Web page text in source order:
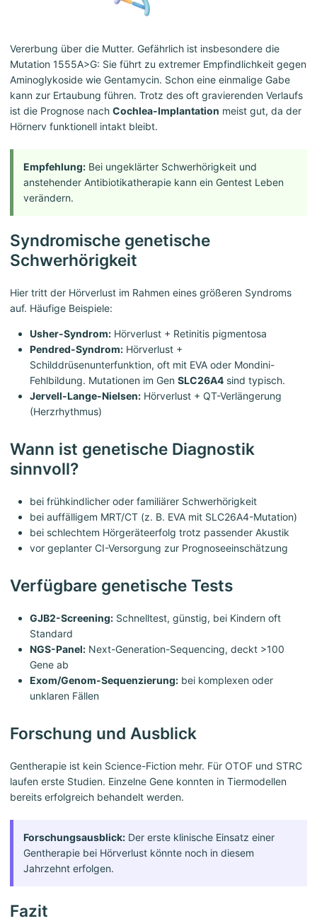
Vererbung über die Mutter. Gefährlich ist insbesondere die
Mutation 1555A>G: Sie führt zu extremer Empfindlichkeit gegen
Aminoglykoside wie Gentamycin. Schon eine einmalige Gabe
kann zur Ertaubung führen. Trotz des oft gravierenden Verlaufs
ist die Prognose nach Cochlea-Implantation meist gut, da der
Hörnerv funktionell intakt bleibt.
Empfehlung: Bei ungeklärter Schwerhörigkeit und
anstehender Antibiotikatherapie kann ein Gentest Leben
verändern.
Syndromische genetische
Schwerhörigkeit
Hier tritt der Hörverlust im Rahmen eines größeren Syndroms
auf. Häufige Beispiele:
Usher-Syndrom: Hörverlust + Retinitis pigmentosa
Pendred-Syndrom: Hörverlust +
Schilddrüsenunterfunktion, oft mit EVA oder Mondini-
Fehlbildung. Mutationen im Gen SLC26A4 sind typisch.
Jervell-Lange-Nielsen: Hörverlust + QT-Verlängerung
(Herzrhythmus)
Wann ist genetische Diagnostik
sinnvoll?
bei frühkindlicher oder familiärer Schwerhörigkeit
bei auffälligem MRT/CT (z. B. EVA mit SLC26A4-Mutation)
bei schlechtem Hörgeräteerfolg trotz passender Akustik
vor geplanter CI-Versorgung zur Prognoseeinschätzung
Verfügbare genetische Tests
GJB2-Screening: Schnelltest, günstig, bei Kindern oft
Standard
NGS-Panel: Next-Generation-Sequencing, deckt >100
Gene ab
Exom/Genom-Sequenzierung: bei komplexen oder
unklaren Fällen
Forschung und Ausblick
Gentherapie ist kein Science-Fiction mehr. Für OTOF und STRC
laufen erste Studien. Einzelne Gene konnten in Tiermodellen
bereits erfolgreich behandelt werden.
Forschungsausblick: Der erste klinische Einsatz einer
Gentherapie bei Hörverlust könnte noch in diesem
Jahrzehnt erfolgen.
Fazit